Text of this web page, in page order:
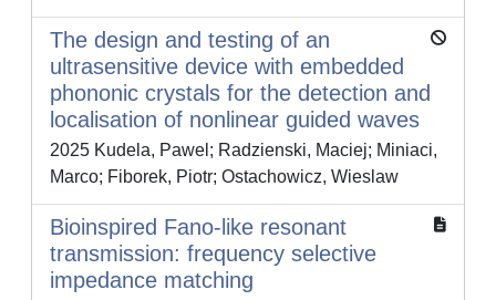
The design and testing of an
ultrasensitive device with embedded
phononic crystals for the detection and
localisation of nonlinear guided waves
2025 Kudela, Pawel; Radzienski, Maciej; Miniaci,
Marco; Fiborek, Piotr; Ostachowicz, Wieslaw
Bioinspired Fano-like resonant
transmission: frequency selective
impedance matching